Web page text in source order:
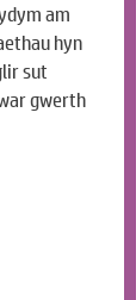
am
hyn
sut
gwerth